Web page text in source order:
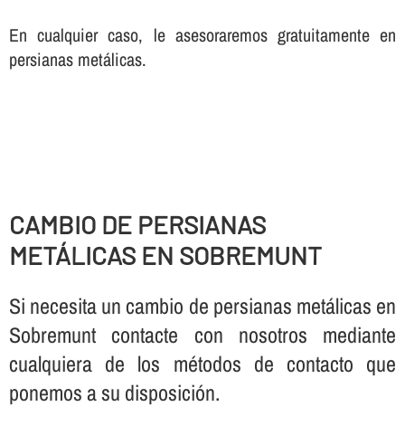
En cualquier caso, le asesoraremos gratuitamente en
persianas metálicas.
CAMBIO DE PERSIANAS
METÁLICAS EN SOBREMUNT
Si necesita un cambio de persianas metálicas en
Sobremunt contacte con nosotros mediante
cualquiera de los métodos de contacto que
ponemos a su disposición.